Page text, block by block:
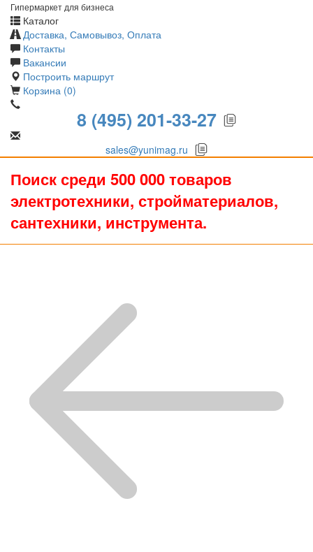
Гипермаркет для бизнеса
Каталог
Доставка, Самовывоз, Оплата
Контакты
Вакансии
Построить маршрут
Корзина (0)
8 (495) 201-33-27
sales@yunimag.ru
Поиск среди 500 000 товаров
электротехники, стройматериалов,
сантехники, инструмента.